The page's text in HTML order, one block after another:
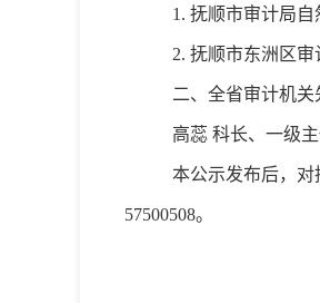
1. 抚顺市审计局
2. 抚顺市东洲区审
二、 全省审计机关
高蕊 科长、一级
本公示发布后，
57500508。